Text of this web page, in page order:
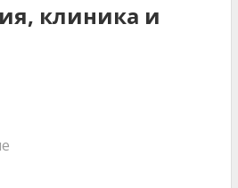
клиника и